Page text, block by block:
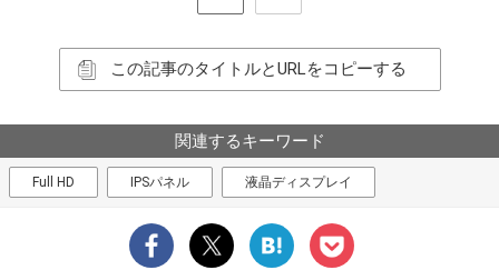
この記事のタイトルとURLをコピーする
関連するキーワード
Full HD IPSパネル 液晶ディスプレイ